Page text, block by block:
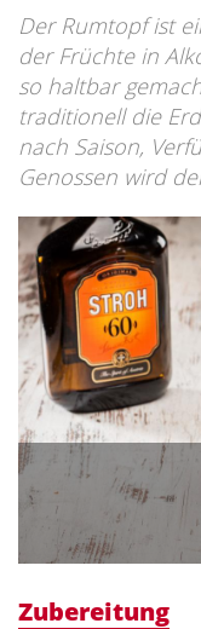
Der Rumtopf ist
der Früchte in
so haltbar
traditionell die
nach Saison,
Genossen wird
Zubereitung